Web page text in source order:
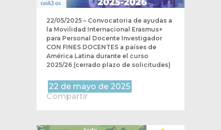
22/05/2025 – Convocatoria de ayudas a
la Movilidad Internacional Erasmus+
para Personal Docente Investigador
CON FINES DOCENTES a países de
América Latina durante el curso
2025/26 (cerrado plazo de solicitudes)
22 de mayo de 2025
Compartir